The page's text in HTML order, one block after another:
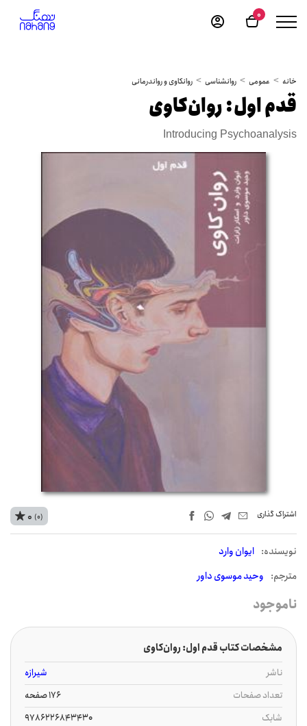
0
خانه عمومی روانشناسی روانکاوی و رواندرمانی
قدم اول: روان‌کاوی
Introducing Psychoanalysis
اشتراک‌ گذاری
نويسنده: ایوان وارد
مترجم: وحید موسوی داور
0 (0)
ناموجود
مشخصات کتاب قدم اول: روان‌کاوی
ناشر
شیرازه
تعداد صفحات
176 صفحه
شابک
9786226843430